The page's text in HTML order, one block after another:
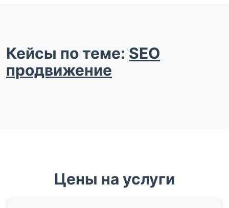
Кейсы по теме: SEO
продвижение
Цены на услуги